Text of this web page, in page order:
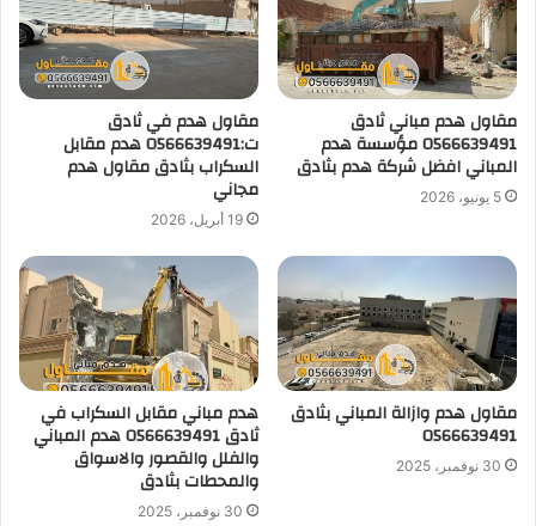
مقاول هدم مباني ثادق
0566639491 مؤسسة هدم
المباني افضل شركة هدم بثادق
5 يونيو، 2026
مقاول هدم في ثادق
ت:0566639491 هدم مقابل
السكراب بثادق مقاول هدم
مجاني
19 أبريل، 2026
مقاول هدم وازالة المباني بثادق
0566639491
30 نوفمبر، 2025
هدم مباني مقابل السكراب في
ثادق 0566639491 هدم المباني
والفلل والقصور والاسواق
والمحطات بثادق
30 نوفمبر، 2025